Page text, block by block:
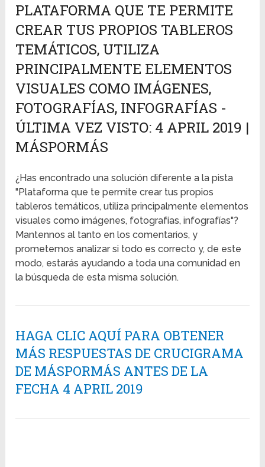
PLATAFORMA QUE TE PERMITE
CREAR TUS PROPIOS TABLEROS
TEMÁTICOS, UTILIZA
PRINCIPALMENTE ELEMENTOS
VISUALES COMO IMÁGENES,
FOTOGRAFÍAS, INFOGRAFÍAS -
ÚLTIMA VEZ VISTO: 4 APRIL 2019 |
MÁSPORMÁS
¿Has encontrado una solución diferente a la pista
"Plataforma que te permite crear tus propios
tableros temáticos, utiliza principalmente elementos
visuales como imágenes, fotografías, infografías"?
Mantennos al tanto en los comentarios, y
prometemos analizar si todo es correcto y, de este
modo, estarás ayudando a toda una comunidad en
la búsqueda de esta misma solución.
HAGA CLIC AQUÍ PARA OBTENER
MÁS RESPUESTAS DE CRUCIGRAMA
DE MÁSPORMÁS ANTES DE LA
FECHA 4 APRIL 2019